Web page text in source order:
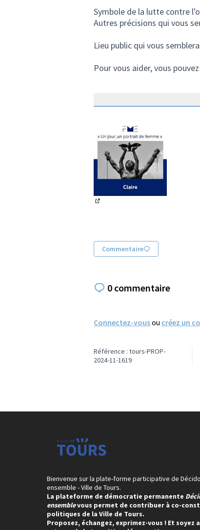
Symbole de la lutte contre
Autres précisions qui vous
Lieu public qui vous
Pour vous aider, vous
Commentaire
0 commentaire
Connectez-vousou créez un
Référence : tours-PROP-
2024-11-1619
Bienvenue sur la plate-forme participative de
ensemble - Ville de Tours.
La plateforme de démocratie permanente
ensemblevous permet de contribuer à co-
politiques de la Ville de Tours.
Proposez, échangez, exprimez-vous ! Et soyez